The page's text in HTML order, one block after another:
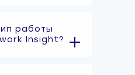
работы
Insight?